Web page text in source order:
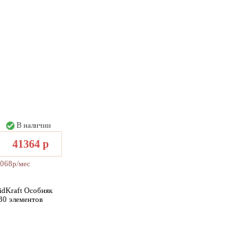
В наличии
41364 р
мес
Особняк
элементов